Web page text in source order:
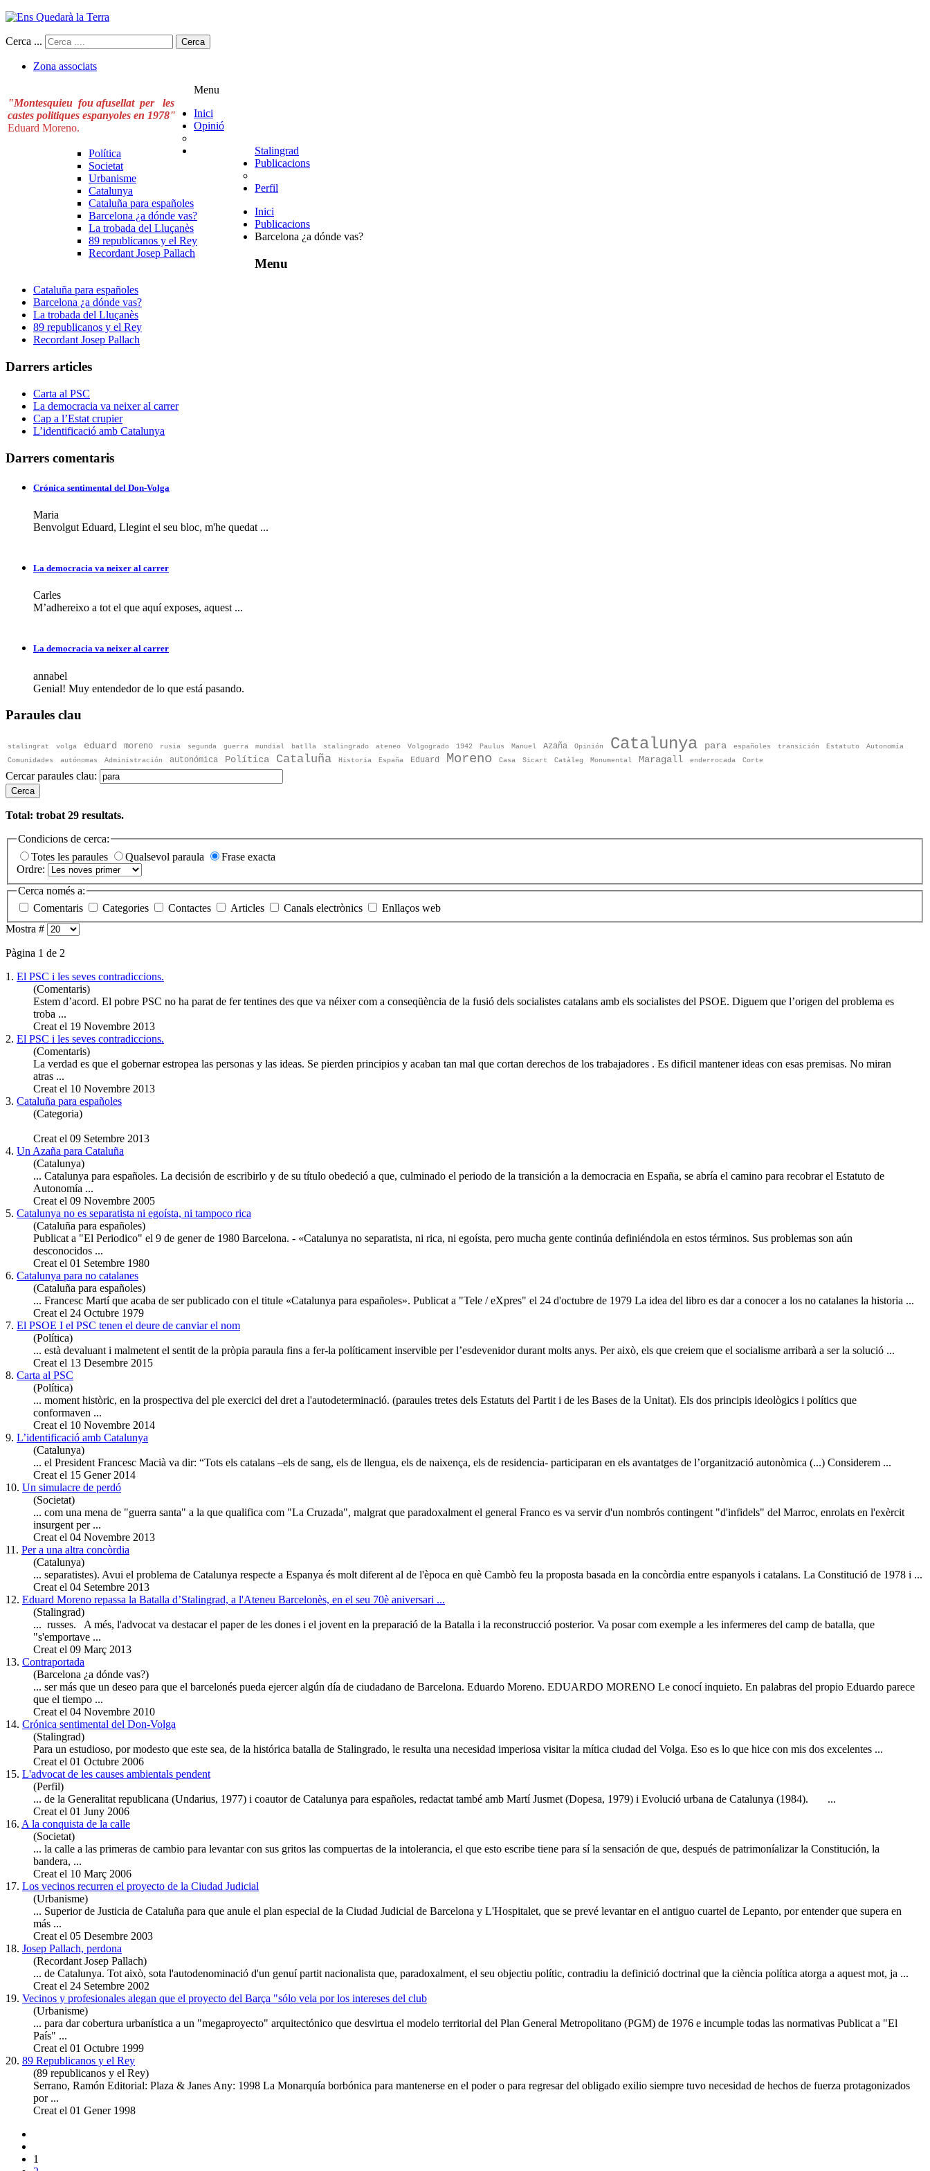
Cerca ... Cerca
Zona associats
"Montesquieu fou afusellat per les
castes politiques espanyoles en 1978"
Eduard Moreno.
Menu
Inici
Opinió
Política
Societat
Urbanisme
Catalunya
Stalingrad
Publicacions
Cataluña para españoles
Barcelona ¿a dónde vas?
La trobada del Lluçanès
89 republicanos y el Rey
Recordant Josep Pallach
Perfil
Inici
Publicacions
Barcelona ¿a dónde vas?
Menu
Cataluña para españoles
Barcelona ¿a dónde vas?
La trobada del Lluçanès
89 republicanos y el Rey
Recordant Josep Pallach
Darrers articles
Carta al PSC
La democracia va neixer al carrer
Cap a l’Estat crupier
L’identificació amb Catalunya
Darrers comentaris
Crónica sentimental del Don-Volga
Maria
Benvolgut Eduard, Llegint el seu bloc, m'he quedat ...
La democracia va neixer al carrer
Carles
M’adhereixo a tot el que aquí exposes, aquest ...
La democracia va neixer al carrer
annabel
Genial! Muy entendedor de lo que está pasando.
Paraules clau
stalingrat volga eduard moreno rusia segunda guerra mundial batlla stalingrado ateneo Volgogrado 1942 Paulus Manuel Azaña Opinión Catalunya para españoles transición Estatuto
Autonomía
Comunidades
autónomas Administración autonómica Política Cataluña Historia España Eduard Moreno Casa Sicart Catàleg Monumental Maragall enderrocada Corte
Cercar paraules clau:
Cerca
Total: trobat 29 resultats.
Condicions de cerca:
Totes les paraules
Qualsevol paraula
Frase exacta
Ordre:
Cerca només a:
Comentaris
Categories Contactes Articles Canals electrònics
Enllaços web
Mostra #
Pàgina 1 de 2
1. El PSC i les seves contradiccions.
(Comentaris)
Estem d’acord. El pobre PSC no ha parat de fer tentines des que va néixer com a conseqüència de la fusió dels socialistes catalans amb els socialistes del PSOE. Diguem que l’origen del problema es
troba ...
Creat el 19 Novembre 2013
2. El PSC i les seves contradiccions.
(Comentaris)
La verdad es que el gobernar estropea las personas y las ideas. Se pierden principios y acaban tan mal que cortan derechos de los trabajadores . Es dificil mantener ideas con esas premisas. No miran
atras ...
Creat el 10 Novembre 2013
3. Cataluña para españoles
(Categoria)
Creat el 09 Setembre 2013
4. Un Azaña para Cataluña
(Catalunya)
... Catalunya para españoles. La decisión de escribirlo y de su título obedeció a que, culminado el periodo de la transición a la democracia en España, se abría el camino para recobrar el Estatuto de
Autonomía ...
Creat el 09 Novembre 2005
5. Catalunya no es separatista ni egoísta, ni tampoco rica
(Cataluña para españoles)
Publicat a "El Periodico" el 9 de gener de 1980 Barcelona. - «Catalunya no separatista, ni rica, ni egoísta, pero mucha gente continúa definiéndola en estos términos. Sus problemas son aún
desconocidos ...
Creat el 01 Setembre 1980
6. Catalunya para no catalanes
(Cataluña para españoles)
... Francesc Martí que acaba de ser publicado con el titule «Catalunya para españoles». Publicat a "Tele / eXpres" el 24 d'octubre de 1979 La idea del libro es dar a conocer a los no catalanes la historia ...
Creat el 24 Octubre 1979
7. El PSOE I el PSC tenen el deure de canviar el nom
(Política)
... està devaluant i malmetent el sentit de la pròpia paraula fins a fer-la políticament inservible per l’esdevenidor durant molts anys. Per això, els que creiem que el socialisme arribarà a ser la solució ...
Creat el 13 Desembre 2015
8. Carta al PSC
(Política)
... moment històric, en la prospectiva del ple exercici del dret a l'autodeterminació. (paraules tretes dels Estatuts del Partit i de les Bases de la Unitat). Els dos principis ideològics i polítics que
conformaven ...
Creat el 10 Novembre 2014
9. L’identificació amb Catalunya
(Catalunya)
... el President Francesc Macià va dir: “Tots els catalans –els de sang, els de llengua, els de naixença, els de residencia- participaran en els avantatges de l’organització autonòmica (...) Considerem ...
Creat el 15 Gener 2014
10. Un simulacre de perdó
(Societat)
... com una mena de "guerra santa" a la que qualifica com "La Cruzada", malgrat que paradoxalment el general Franco es va servir d'un nombrós contingent "d'infidels" del Marroc, enrolats en l'exèrcit
insurgent per ...
Creat el 04 Novembre 2013
11. Per a una altra concòrdia
(Catalunya)
... separatistes). Avui el problema de Catalunya respecte a Espanya és molt diferent al de l'època en què Cambò feu la proposta basada en la concòrdia entre espanyols i catalans. La Constitució de 1978 i ...
Creat el 04 Setembre 2013
12. Eduard Moreno repassa la Batalla d’Stalingrad, a l'Ateneu Barcelonès, en el seu 70è aniversari ...
(Stalingrad)
... russes. A més, l'advocat va destacar el paper de les dones i el jovent en la preparació de la Batalla i la reconstrucció posterior. Va posar com exemple a les infermeres del camp de batalla, que
"s'emportave ...
Creat el 09 Març 2013
13. Contraportada
(Barcelona ¿a dónde vas?)
... ser más que un deseo para que el barcelonés pueda ejercer algún día de ciudadano de Barcelona. Eduardo Moreno. EDUARDO MORENO Le conocí inquieto. En palabras del propio Eduardo parece
que el tiempo ...
Creat el 04 Novembre 2010
14. Crónica sentimental del Don-Volga
(Stalingrad)
Para un estudioso, por modesto que este sea, de la histórica batalla de Stalingrado, le resulta una necesidad imperiosa visitar la mítica ciudad del Volga. Eso es lo que hice con mis dos excelentes ...
Creat el 01 Octubre 2006
15. L'advocat de les causes ambientals pendent
(Perfil)
... de la Generalitat republicana (Undarius, 1977) i coautor de Catalunya para españoles, redactat també amb Martí Jusmet (Dopesa, 1979) i Evolució urbana de Catalunya (1984). ...
Creat el 01 Juny 2006
16. A la conquista de la calle
(Societat)
... la calle a las primeras de cambio para levantar con sus gritos las compuertas de la intolerancia, el que esto escribe tiene para sí la sensación de que, después de patrimoníalizar la Constitución, la
bandera, ...
Creat el 10 Març 2006
17. Los vecinos recurren el proyecto de la Ciudad Judicial
(Urbanisme)
... Superior de Justicia de Cataluña para que anule el plan especial de la Ciudad Judicial de Barcelona y L'Hospitalet, que se prevé levantar en el antiguo cuartel de Lepanto, por entender que supera en
más ...
Creat el 05 Desembre 2003
18. Josep Pallach, perdona
(Recordant Josep Pallach)
... de Catalunya. Tot això, sota l'autodenominació d'un genuí partit nacionalista que, paradoxalment, el seu objectiu polític, contradiu la definició doctrinal que la ciència política atorga a aquest mot, ja ...
Creat el 24 Setembre 2002
19. Vecinos y profesionales alegan que el proyecto del Barça "sólo vela por los intereses del club
(Urbanisme)
... para dar cobertura urbanística a un "megaproyecto" arquitectónico que desvirtua el modelo territorial del Plan General Metropolitano (PGM) de 1976 e incumple todas las normativas Publicat a "El
País" ...
Creat el 01 Octubre 1999
20. 89 Republicanos y el Rey
(89 republicanos y el Rey)
Serrano, Ramón Editorial: Plaza & Janes Any: 1998 La Monarquía borbónica para mantenerse en el poder o para regresar del obligado exilio siempre tuvo necesidad de hechos de fuerza protagonizados
por ...
Creat el 01 Gener 1998
1